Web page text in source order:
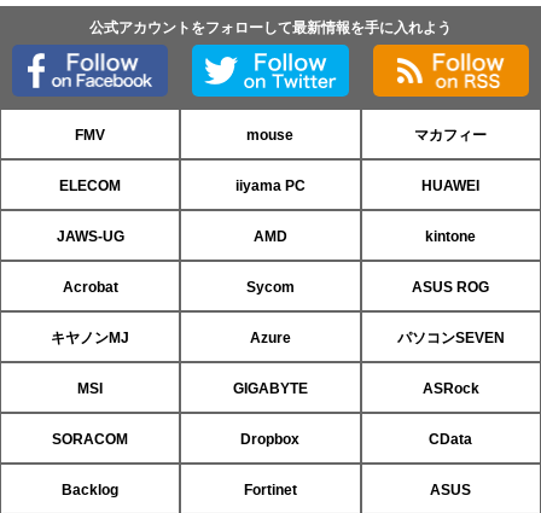
公式アカウントをフォローして最新情報を手に入れよう
FMV mouse マカフィー
ELECOM iiyama PC HUAWEI
JAWS-UG AMD kintone
Acrobat Sycom ASUS ROG
キヤノンMJ Azure パソコンSEVEN
MSI GIGABYTE ASRock
SORACOM Dropbox CData
Backlog Fortinet ASUS